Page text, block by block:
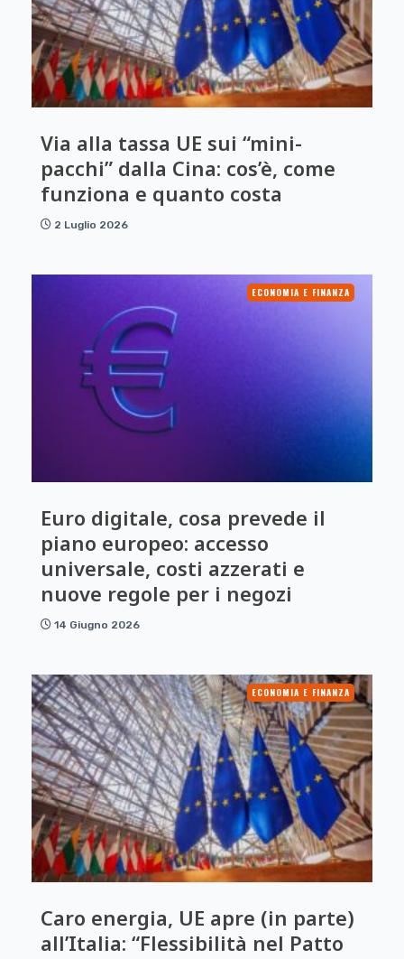
Via alla tassa UE sui “mini-
pacchi” dalla Cina: cos’è, come
funziona e quanto costa
2 Luglio 2026
ECONOMIA E FINANZA
Euro digitale, cosa prevede il
piano europeo: accesso
universale, costi azzerati e
nuove regole per i negozi
14 Giugno 2026
ECONOMIA E FINANZA
Caro energia, UE apre (in parte)
all’Italia: “Flessibilità nel Patto